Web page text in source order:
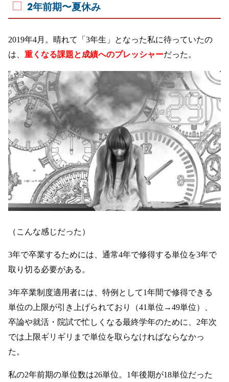
2年前期〜夏休み
2019年4月。晴れて「3年生」となった私に待っていたの
は、重くなる課題と成績へのプレッシャーだった。
（こんな感じだった）
3年で卒業するためには、通常4年で修得する単位を3年で
取り切る必要がある。
3年卒業制度適用者には、特例として1年間で修得できる
単位の上限が引き上げられており（41単位→49単位）、
卒論や就活・院試で忙しくなる最終学年のために、2年次
では上限ギリギリまで単位を取らなければならなかっ
た。
私の2年前期の単位数は26単位。1年後期が18単位だった